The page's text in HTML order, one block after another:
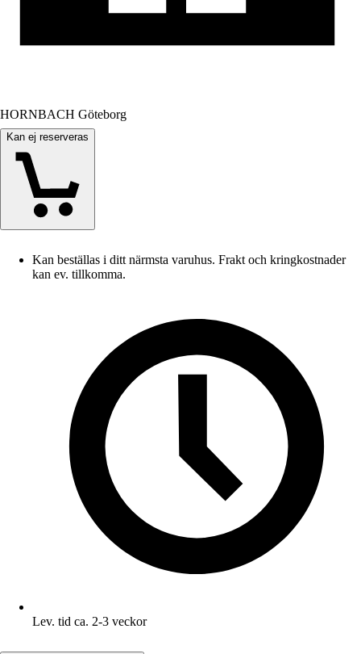
HORNBACH Göteborg
Kan ej reserveras
Kan beställas i ditt närmsta varuhus. Frakt och kringkostnader
kan ev. tillkomma.
Lev. tid ca. 2-3 veckor